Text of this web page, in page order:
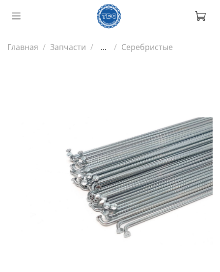
Главная Запчасти ... Серебристые